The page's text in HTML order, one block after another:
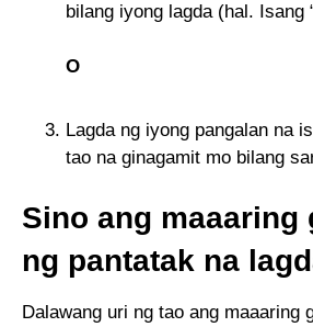
bilang iyong lagda (hal. Isang
O
Lagda ng iyong pangalan na
tao na ginagamit mo bilang
Sino ang maaaring
ng pantatak na
Dalawang uri ng tao ang maaaring